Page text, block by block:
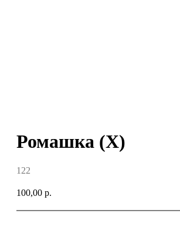
Ромашка (Х)
122
100,00 р.